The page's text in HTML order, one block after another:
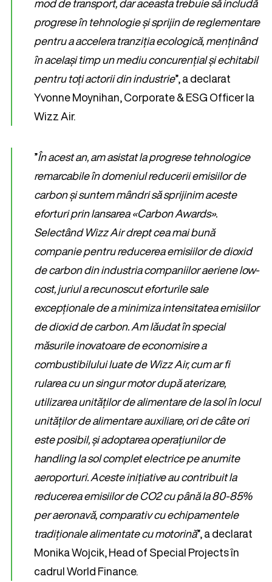
progrese în tehnologie și sprijin de reglementare
pentru a accelera tranziția ecologică, menținând
în același timp un mediu concurențial și echitabil
pentru toți actorii din industrie”, a declarat
Yvonne Moynihan, Corporate & ESG Officer la
Wizz Air.
”În acest an, am asistat la progrese tehnologice
remarcabile în domeniul reducerii emisiilor de
carbon și suntem mândri să sprijinim aceste
eforturi prin lansarea «Carbon Awards».
Selectând Wizz Air drept cea mai bună
companie pentru reducerea emisiilor de dioxid
de carbon din industria companiilor aeriene low-
cost, juriul a recunoscut eforturile sale
excepționale de a minimiza intensitatea emisiilor
de dioxid de carbon. Am lăudat în special
măsurile inovatoare de economisire a
combustibilului luate de Wizz Air, cum ar fi
rularea cu un singur motor după aterizare,
utilizarea unităților de alimentare de la sol în locul
unităților de alimentare auxiliare, ori de câte ori
este posibil, și adoptarea operațiunilor de
handling la sol complet electrice pe anumite
aeroporturi. Aceste inițiative au contribuit la
reducerea emisiilor de CO2 cu până la 80-85%
per aeronavă, comparativ cu echipamentele
tradiționale alimentate cu motorină”, a declarat
Monika Wojcik, Head of Special Projects în
cadrul World Finance.